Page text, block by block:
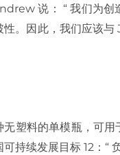
说： “ 我们为创
性。因此，我们应该
塑料的单模瓶，可用
持续发展目标 12：“